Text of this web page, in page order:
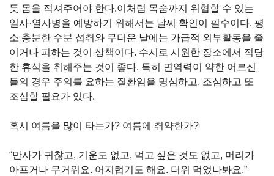
듯 몸을 적셔주어야 한다.이처럼 목숨까지 위협할 수 있는
일사·열사병을 예방하기 위해서는 날씨 확인이 필수이다. 평
소 충분한 수분 섭취와 무더운 날에는 가급적 외부활동을 줄
이거나 피하는 것이 상책이다. 수시로 시원한 장소에서 적당
한 휴식을 취해주는 것이 좋다. 특히 면역력이 약한 어르신
들의 경우 주의를 요하는 질환임을 명심하고, 조심하고 또
조심할 필요가 있다.
혹시 여름을 많이 타는가? 여름에 취약한가?
“만사가 귀찮고, 기운도 없고, 먹고 싶은 것도 없고, 머리가
아프거나 무거워요. 어지럽기도 해요. 더위 먹었나봐요.”